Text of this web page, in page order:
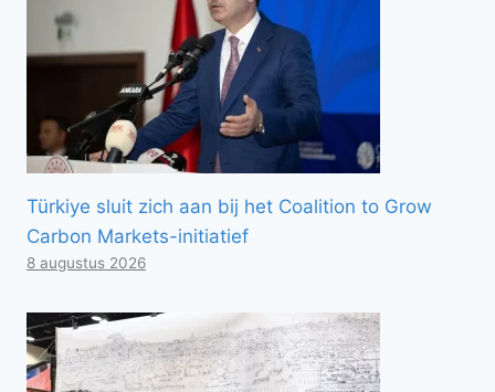
Türkiye sluit zich aan bij het Coalition to Grow
Carbon Markets-initiatief
8 augustus 2026